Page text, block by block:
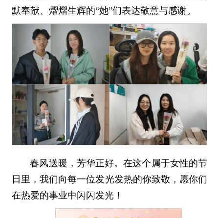
默奉献、熠熠生辉的“她”们表达敬意与感谢。
春风送暖，芳华正好。在这个属于女性的节
日里，我们向每一位发光发热的你致敬，愿你们
在热爱的事业中闪闪发光！